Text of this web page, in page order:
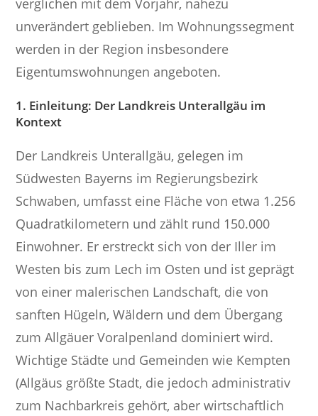
verglichen mit dem Vorjahr, nahezu
unverändert geblieben. Im Wohnungssegment
werden in der Region insbesondere
Eigentumswohnungen angeboten.
1. Einleitung: Der Landkreis Unterallgäu im
Kontext
Der Landkreis Unterallgäu, gelegen im
Südwesten Bayerns im Regierungsbezirk
Schwaben, umfasst eine Fläche von etwa 1.256
Quadratkilometern und zählt rund 150.000
Einwohner. Er erstreckt sich von der Iller im
Westen bis zum Lech im Osten und ist geprägt
von einer malerischen Landschaft, die von
sanften Hügeln, Wäldern und dem Übergang
zum Allgäuer Voralpenland dominiert wird.
Wichtige Städte und Gemeinden wie Kempten
(Allgäus größte Stadt, die jedoch administrativ
zum Nachbarkreis gehört, aber wirtschaftlich